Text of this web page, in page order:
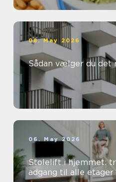
08. May 2026
Sådan vælger du det
06. May 2026
Stolelift i hjemmet:
adgang til alle etager